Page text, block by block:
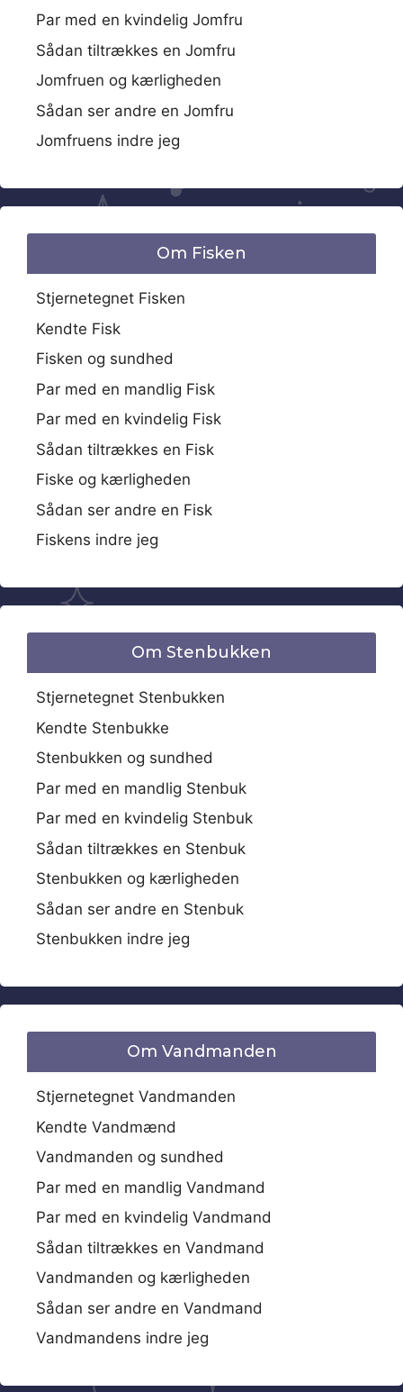
Par med en kvindelig Jomfru
Sådan tiltrækkes en Jomfru
Jomfruen og kærligheden
Sådan ser andre en Jomfru
Jomfruens indre jeg
Om Fisken
Stjernetegnet Fisken
Kendte Fisk
Fisken og sundhed
Par med en mandlig Fisk
Par med en kvindelig Fisk
Sådan tiltrækkes en Fisk
Fiske og kærligheden
Sådan ser andre en Fisk
Fiskens indre jeg
Om Stenbukken
Stjernetegnet Stenbukken
Kendte Stenbukke
Stenbukken og sundhed
Par med en mandlig Stenbuk
Par med en kvindelig Stenbuk
Sådan tiltrækkes en Stenbuk
Stenbukken og kærligheden
Sådan ser andre en Stenbuk
Stenbukken indre jeg
Om Vandmanden
Stjernetegnet Vandmanden
Kendte Vandmænd
Vandmanden og sundhed
Par med en mandlig Vandmand
Par med en kvindelig Vandmand
Sådan tiltrækkes en Vandmand
Vandmanden og kærligheden
Sådan ser andre en Vandmand
Vandmandens indre jeg